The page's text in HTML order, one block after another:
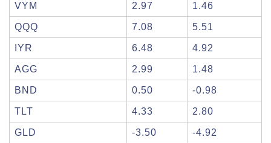
VYM 2.97 1.46
QQQ 7.08 5.51
IYR 6.48 4.92
AGG 2.99 1.48
BND 0.50 -0.98
TLT 4.33 2.80
GLD -3.50 -4.92